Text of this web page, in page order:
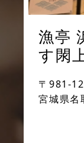
漁亭
す閖
〒981-
宮城県名